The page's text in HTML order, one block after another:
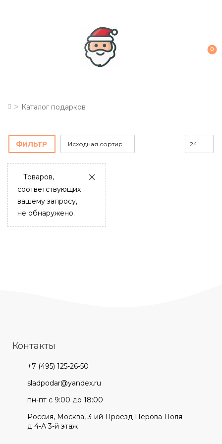
0
> Каталог подарков
ФИЛЬТР
Товаров,
соответствующих
вашему запросу,
не обнаружено.
Контакты
+7 (495) 125-26-50
sladpodar@yandex.ru
пн-пт с 9:00 до 18:00
Россия, Москва, 3-ий Проезд Перова Поля
д 4-А 3-й этаж